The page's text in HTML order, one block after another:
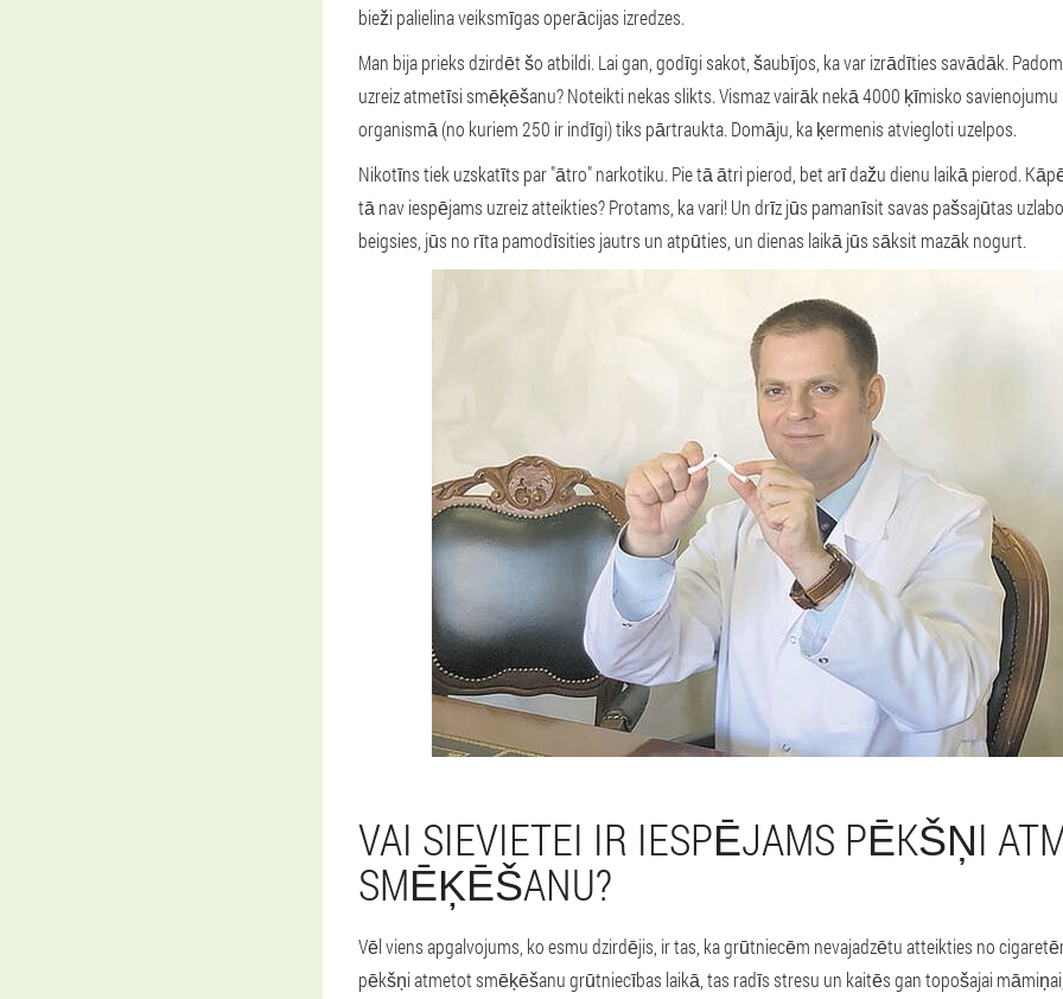
bieži palielina veiksmīgas operācijas izredzes.
Man bija prieks dzirdēt šo atbildi. Lai gan, godīgi sakot, šaubījos, ka var izrādīties savādāk.
uzreiz atmetīsi smēķēšanu? Noteikti nekas slikts. Vismaz vairāk nekā 4000 ķīmisko
organismā (no kuriem 250 ir indīgi) tiks pārtraukta. Domāju, ka ķermenis atviegloti uzelpos.
Nikotīns tiek uzskatīts par "ātro" narkotiku. Pie tā ātri pierod, bet arī dažu dienu laikā pierod.
tā nav iespējams uzreiz atteikties? Protams, ka vari! Un drīz jūs pamanīsit savas pašsajūtas
beigsies, jūs no rīta pamodīsities jautrs un atpūties, un dienas laikā jūs sāksit mazāk nogurt.
VAI SIEVIETEI IR IESPĒJAMS PĒKŠŅI
SMĒĶĒŠANU?
Vēl viens apgalvojums, ko esmu dzirdējis, ir tas, ka grūtniecēm nevajadzētu atteikties no
pēkšņi atmetot smēķēšanu grūtniecības laikā, tas radīs stresu un kaitēs gan topošajai